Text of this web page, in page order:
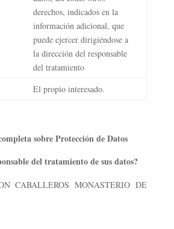
derechos, indicados en la
información adicional, que
puede ejercer dirigiéndose a
la dirección del responsable
del tratamiento
El propio interesado.
sobre Protección de Datos
del tratamiento de sus datos?
CABALLEROS MONASTERIO DE